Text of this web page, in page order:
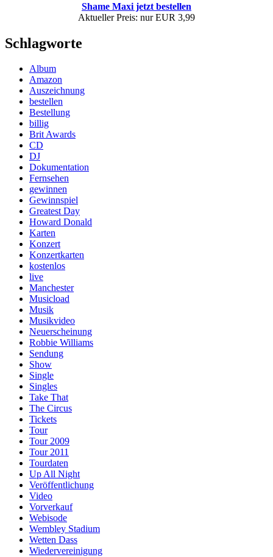
Shame Maxi jetzt bestellen
Aktueller Preis: nur EUR 3,99
Schlagworte
Album
Amazon
Auszeichnung
bestellen
Bestellung
billig
Brit Awards
CD
DJ
Dokumentation
Fernsehen
gewinnen
Gewinnspiel
Greatest Day
Howard Donald
Karten
Konzert
Konzertkarten
kostenlos
live
Manchester
Musicload
Musik
Musikvideo
Neuerscheinung
Robbie Williams
Sendung
Show
Single
Singles
Take That
The Circus
Tickets
Tour
Tour 2009
Tour 2011
Tourdaten
Up All Night
Veröffentlichung
Video
Vorverkauf
Webisode
Wembley Stadium
Wetten Dass
Wiedervereinigung